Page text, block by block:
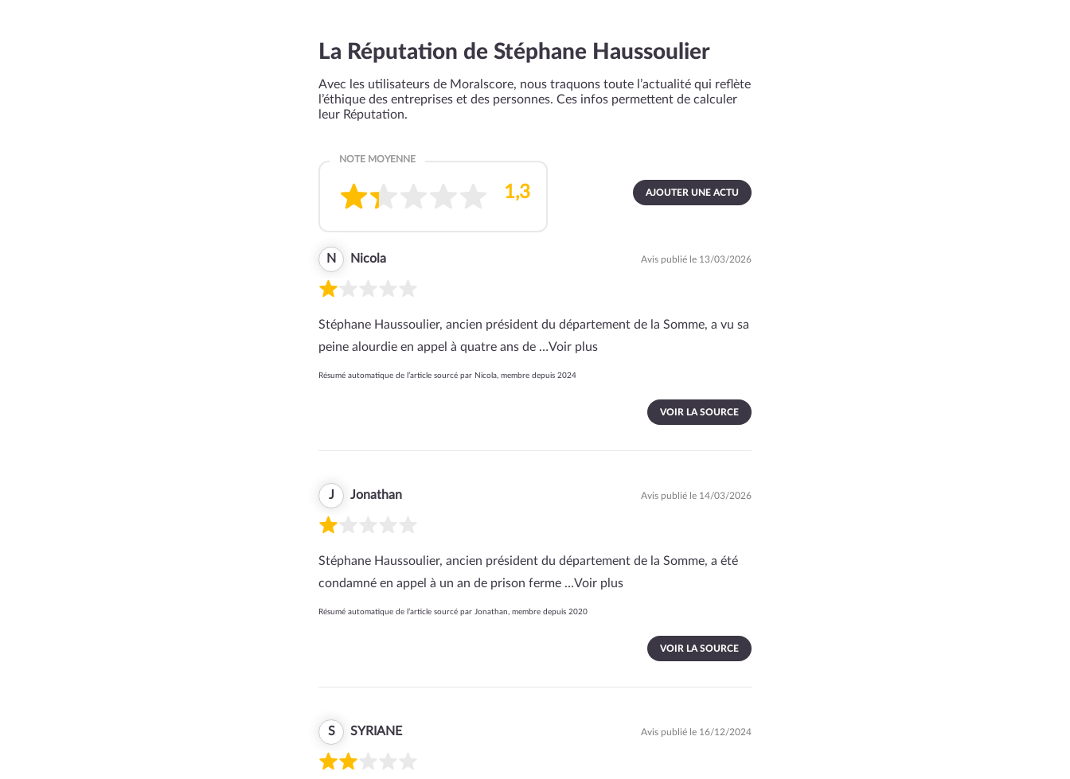
La Réputation de Stéphane Haussoulier
Avec les utilisateurs de Moralscore, nous traquons toute l’actualité qui reflète
l’éthique des entreprises et des personnes. Ces infos permettent de calculer
leur Réputation.
AJOUTER UNE ACTU
N Nicola Avis publié le 13/03/2026
Stéphane Haussoulier, ancien président du département de la Somme, a vu sa
peine alourdie en appel à quatre ans de …Voir plus
Résumé automatique de l’article sourcé par Nicola, membre depuis 2024
VOIR LA SOURCE
J Jonathan Avis publié le 14/03/2026
Stéphane Haussoulier, ancien président du département de la Somme, a été
condamné en appel à un an de prison ferme …Voir plus
Résumé automatique de l’article sourcé par Jonathan, membre depuis 2020
VOIR LA SOURCE
S SYRIANE Avis publié le 16/12/2024